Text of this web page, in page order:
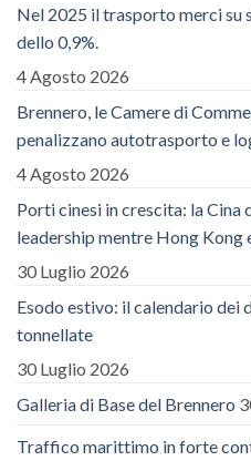
Nel 2025 il trasporto merci su
dello 0,9%.
4 Agosto 2026
Brennero, le Camere di
penalizzano autotrasporto e
4 Agosto 2026
Porti cinesi in crescita: la
leadership mentre Hong Kong
30 Luglio 2026
Esodo estivo: il calendario dei
tonnellate
30 Luglio 2026
Galleria di Base del Brennero
Traffico marittimo in forte